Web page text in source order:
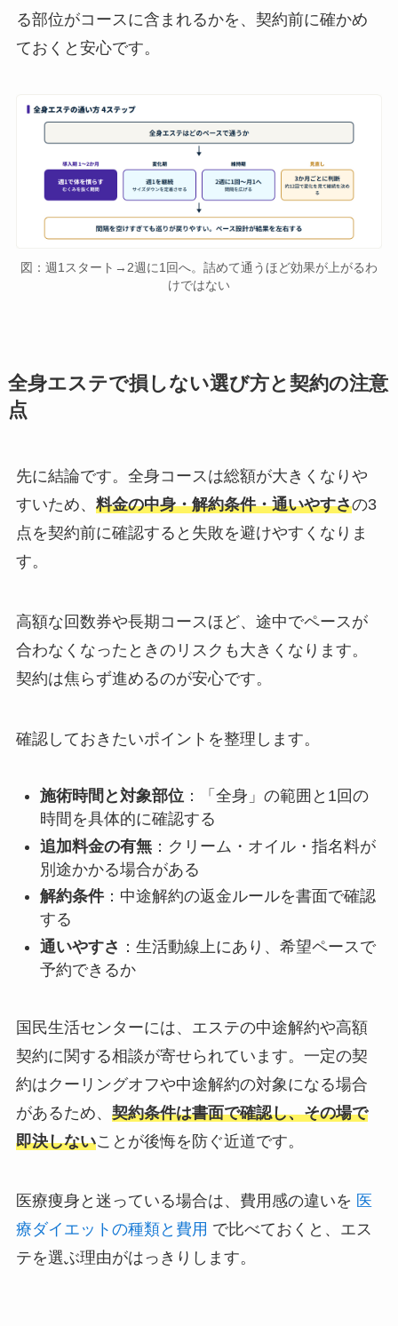
る部位がコースに含まれるかを、契約前に確かめ
ておくと安心です。
図：週1スタート→2週に1回へ。詰めて通うほど効果が上がるわ
けではない
全身エステで損しない選び方と契約の注意
点
先に結論です。全身コースは総額が大きくなりや
すいため、 料金の中身・解約条件・通いやすさの3
点を契約前に確認すると失敗を避けやすくなりま
す。
高額な回数券や長期コースほど、途中でペースが
合わなくなったときのリスクも大きくなります。
契約は焦らず進めるのが安心です。
確認しておきたいポイントを整理します。
施術時間と対象部位：「全身」の範囲と1回の
時間を具体的に確認する
追加料金の有無：クリーム・オイル・指名料が
別途かかる場合がある
解約条件：中途解約の返金ルールを書面で確認
する
通いやすさ ：生活動線上にあり、希望ペースで
予約できるか
国民生活センターには、エステの中途解約や高額
契約に関する相談が寄せられています。一定の契
約はクーリングオフや中途解約の対象になる場合
があるため、 契約条件は書面で確認し、その場で
即決しないことが後悔を防ぐ近道です。
医療痩身と迷っている場合は、費用感の違いを 医
療ダイエットの種類と費用 で比べておくと、エス
テを選ぶ理由がはっきりします。